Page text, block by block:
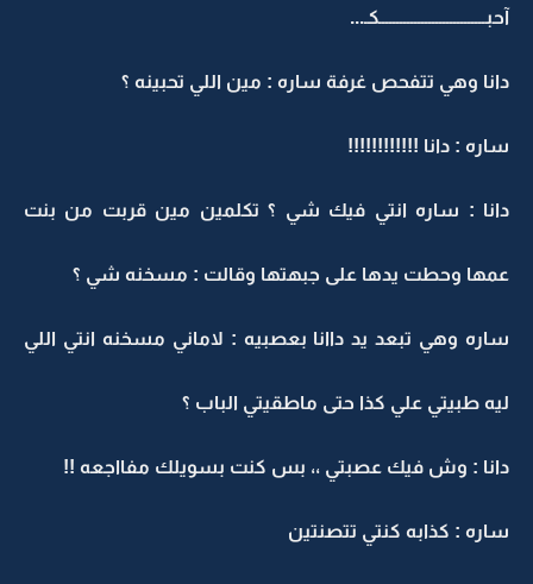
آحبــــــــــــــــــــــــــــــكـ...
دانا وهي تتفحص غرفة ساره : مين اللي تحبينه ؟
ساره : دانا !!!!!!!!!!!!
دانا : ساره انتي فيك شي ؟ تكلمين مين قربت من بنت
عمها وحطت يدها على جبهتها وقالت : مسخنه شي ؟
ساره وهي تبعد يد داانا بعصبيه : لاماني مسخنه انتي اللي
ليه طبيتي علي كذا حتى ماطقيتي الباب ؟
دانا : وش فيك عصبتي ،، بس كنت بسويلك مفااجعه !!
ساره : كذابه كنتي تتصنتين